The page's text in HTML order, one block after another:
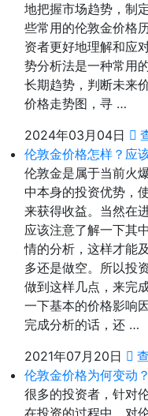
地把握市场趋势，制
些常用的伦敦金价格
资者更好地理解和应
势分析法是一种常用
长期趋势，判断未来
价格走势图，寻 …
2024年03月04日
伦敦金价格怎样？应
伦敦金是属于当前火
中本身的投资优势，
来获得收益。当然在
应该注意了解一下其
情的分析，这样才能
多还是做空。所以投
做到这样几点，来完
一下基本的价格影响
完成分析的话，还 …
2021年07月20日
伦敦金价格为何变动
很多的投资者，针对
在投资的过程中，对